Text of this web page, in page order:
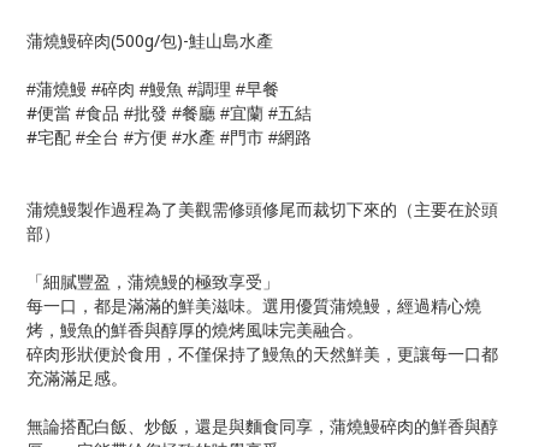
蒲燒鰻碎肉(500g/包)-鮭山島水產
#蒲燒鰻 #碎肉 #鰻魚 #調理 #早餐
#便當 #食品 #批發 #餐廳 #宜蘭 #五結
#宅配 #全台 #方便 #水產 #門市 #網路
蒲燒鰻製作過程為了美觀需修頭修尾而裁切下來的（主要在於頭
部）
「細膩豐盈，蒲燒鰻的極致享受」
每一口，都是滿滿的鮮美滋味。選用優質蒲燒鰻，經過精心燒
烤，鰻魚的鮮香與醇厚的燒烤風味完美融合。
碎肉形狀便於食用，不僅保持了鰻魚的天然鮮美，更讓每一口都
充滿滿足感。
無論搭配白飯、炒飯，還是與麵食同享，蒲燒鰻碎肉的鮮香與醇